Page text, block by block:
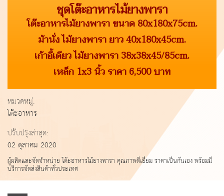
ชุดโต๊ะอาหารไม้ยางพารา
โต๊ะอาหารไม้ยางพารา ขนาด 80x180x75cm.
ม้านั่ง ไม้ยางพารา ยาว 40x180x45cm.
เก้าอี้เดียว ไม้ยางพารา 38x38x45/85cm.
เหล็ก 1x3 นิ้ว ราคา 6,500 บาท
หมวดหมู่:
โต๊ะอาหาร
ปรับปรุงล่าสุด:
02 ตุลาคม 2020
ผู้ผลิตและจัดจำหน่าย โต๊ะอาหารไม้ยางพารา คุณภาพดีเยี่ยม ราคาเป็นกันเอง พร้อมมี
บริการจัดส่งสินค้าทั่วประเทศ